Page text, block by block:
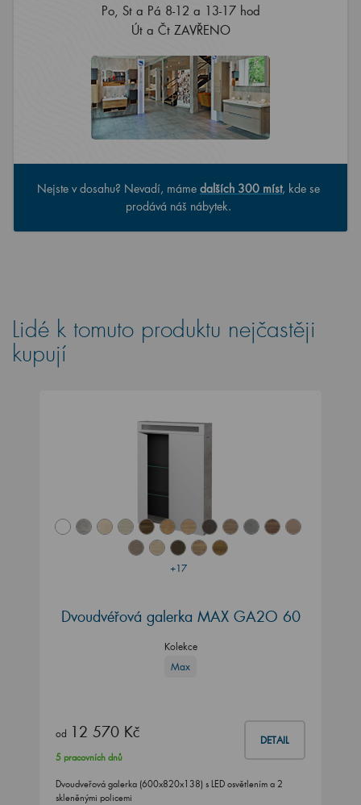
Po, St a Pá 8-12 a 13-17 hod
Út a Čt ZAVŘENO
Nejste v dosahu? Nevadí, máme dalších 300 míst, kde se
prodává náš nábytek.
Lidé k tomuto produktu nejčastěji
kupují
+17
Dvoudvéřová galerka MAX GA2O 60
Kolekce
Max
od 12 570 Kč DETAIL
5 pracovních dnů
Dvoudveřová galerka (600x820x138) s LED osvětlením a 2
skleněnými policemi